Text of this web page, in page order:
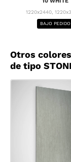
1220x2440,
BAJO PEDIDO
Otros colores
de tipo